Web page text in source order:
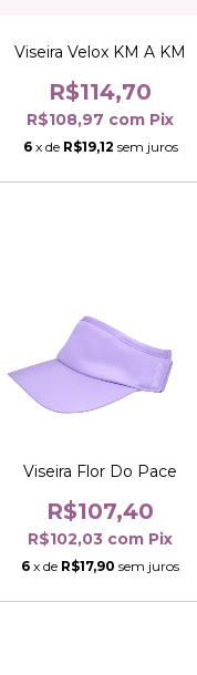
Viseira Velox KM A KM
R$114,70
R$108,97 com Pix
6 x de R$19,12 sem juros
Viseira Flor Do Pace
R$107,40
R$102,03 com Pix
6 x de R$17,90 sem juros